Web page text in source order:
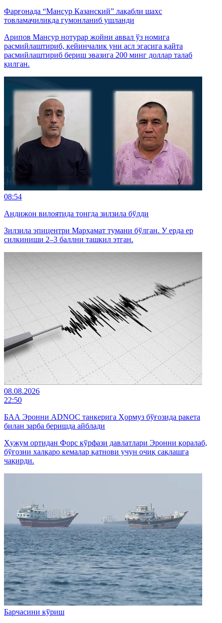
Фарғонада “Мансур Казанский” лақабли шахс
товламачиликда гумонланиб ушланди
Арипов Мансур нотурар жойни аввал ўз номига
расмийлаштириб, кейинчалик уни асл эгасига қайта
расмийлаштириб бериш эвазига 200 минг доллар талаб
қилган.
08:54
Андижон вилоятида тонгда зилзила бўлди
Зилзила эпицентри Марҳамат тумани бўлган. У ерда ер
силкиниши 2–3 баллни ташкил этган.
08.08.2026
22:50
БАА Эронни ADNOC танкерига Ҳормуз бўғозида ракета
билан зарба беришда айблади
Ҳужум ортидан Форс кўрфази давлатлари Эронни қоралаб,
бўғозни халқаро кемалар қатнови учун очиқ сақлашга
чақирди.
Барчасини кўриш